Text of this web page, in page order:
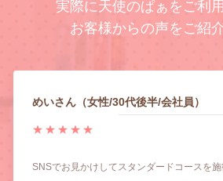
実際に天使のぱぁをご利
お客様からの声をご紹
めいさん（女性/30代後半/会社員）
★★★★★
SNSでお見かけしてスタンダードコースを